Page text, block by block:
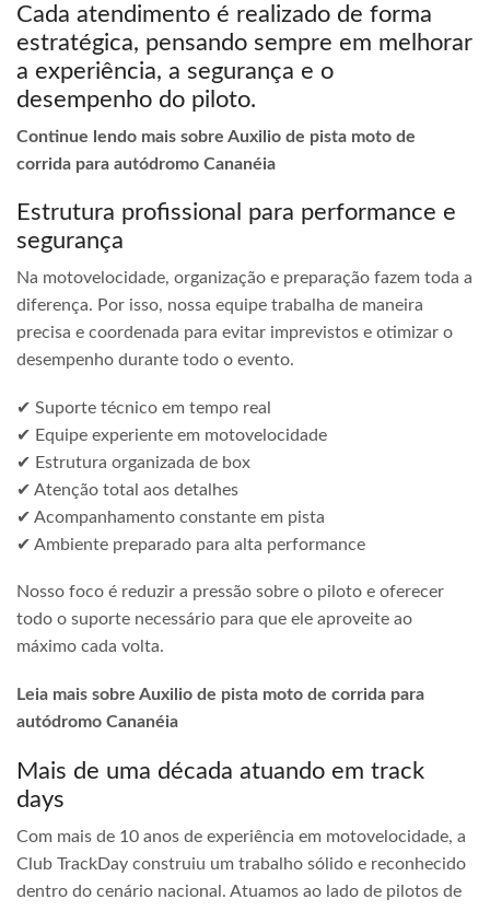
Cada atendimento é realizado de forma
estratégica, pensando sempre em melhorar
a experiência, a segurança e o
desempenho do piloto.
Continue lendo mais sobre Auxilio de pista moto de
corrida para autódromo Cananéia
Estrutura profissional para performance e
segurança
Na motovelocidade, organização e preparação fazem toda a
diferença. Por isso, nossa equipe trabalha de maneira
precisa e coordenada para evitar imprevistos e otimizar o
desempenho durante todo o evento.
✔ Suporte técnico em tempo real
✔ Equipe experiente em motovelocidade
✔ Estrutura organizada de box
✔ Atenção total aos detalhes
✔ Acompanhamento constante em pista
✔ Ambiente preparado para alta performance
Nosso foco é reduzir a pressão sobre o piloto e oferecer
todo o suporte necessário para que ele aproveite ao
máximo cada volta.
Leia mais sobre Auxilio de pista moto de corrida para
autódromo Cananéia
Mais de uma década atuando em track
days
Com mais de 10 anos de experiência em motovelocidade, a
Club TrackDay construiu um trabalho sólido e reconhecido
dentro do cenário nacional. Atuamos ao lado de pilotos de